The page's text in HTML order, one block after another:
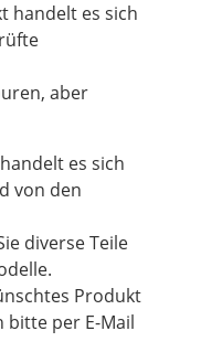
handelt es sich
aber
es sich
von den
diverse Teile
Produkt
bitte per E-Mail